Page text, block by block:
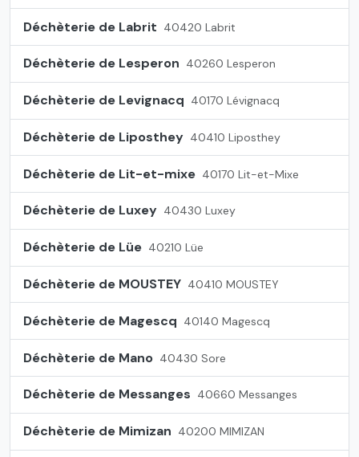
Déchèterie de Labrit 40420 Labrit
Déchèterie de Lesperon 40260 Lesperon
Déchèterie de Levignacq 40170 Lévignacq
Déchèterie de Liposthey 40410 Liposthey
Déchèterie de Lit-et-mixe 40170 Lit-et-Mixe
Déchèterie de Luxey 40430 Luxey
Déchèterie de Lüe 40210 Lüe
Déchèterie de MOUSTEY 40410 MOUSTEY
Déchèterie de Magescq 40140 Magescq
Déchèterie de Mano 40430 Sore
Déchèterie de Messanges 40660 Messanges
Déchèterie de Mimizan 40200 MIMIZAN